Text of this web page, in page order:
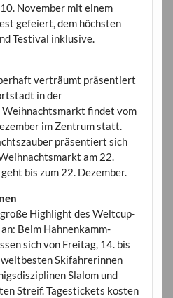
November mit einem
gefeiert, dem höchsten
Testival inklusive.
verträumt präsentiert
in der
findet vom
im Zentrum statt.
präsentiert sich
am 22.
bis zum 22. Dezember.
Highlight des Weltcup-
Beim Hahnenkamm-
sich von Freitag, 14. bis
Skifahrerinnen
Slalom und
Streif. Tagestickets kosten